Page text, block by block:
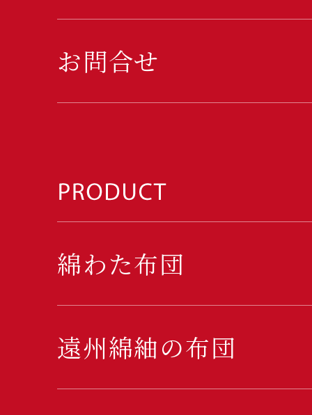
お問合せ
綿わた布団
遠州綿紬の布団